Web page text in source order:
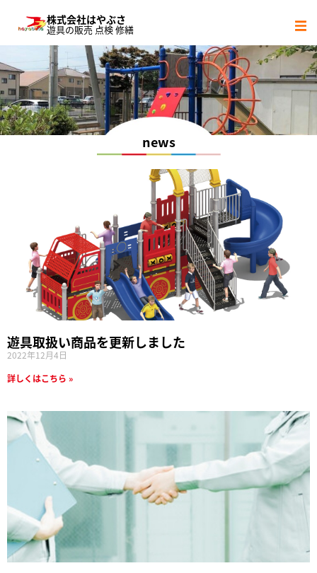
株式会社はやぶさ
遊具の販売 点検 修繕
サービス内容
社会貢献活動
会社概要
news
遊具取扱い商品を更新しました
2022年12月4日
詳しくはこちら »